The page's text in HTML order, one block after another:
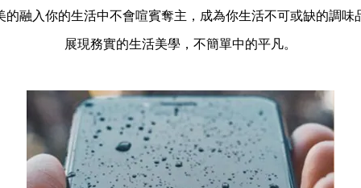
的融入你的生活中不會喧賓奪主，成為你生活不可或缺的調味
展現務實的生活美學，不簡單中的平凡。